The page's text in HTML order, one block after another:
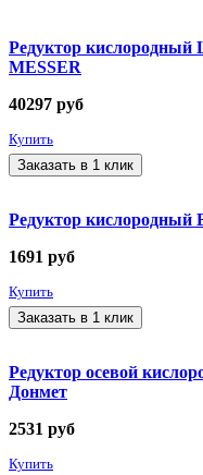
Редуктор кислородный
MESSER
40297 руб
Купить
Заказать в 1 клик
Редуктор
1691 руб
Купить
Заказать в 1 клик
Редуктор осевой
Донмет
2531 руб
Купить